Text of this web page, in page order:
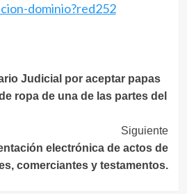
dominio?red252
Judicial por aceptar papas
ropa de una de las partes del
Siguiente
electrónica de actos de
comerciantes y testamentos.